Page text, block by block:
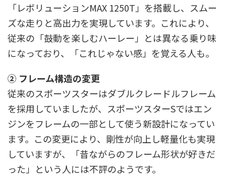
「レボリューションMAX 1250T」を搭載し、スムー
ズな走りと高出力を実現しています。これにより、
従来の「鼓動を楽しむハーレー」とは異なる乗り味
になっており、「これじゃない感」を覚える人も。
② フレーム構造の変更
従来のスポーツスターはダブルクレードルフレーム
を採用していましたが、スポーツスターSではエン
ジンをフレームの一部として使う新設計になってい
ます。この変更により、剛性が向上し軽量化も実現
していますが、「昔ながらのフレーム形状が好きだ
った」という人には不評のようです。